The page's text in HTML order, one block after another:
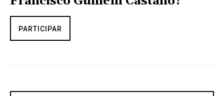
PARTICIPAR